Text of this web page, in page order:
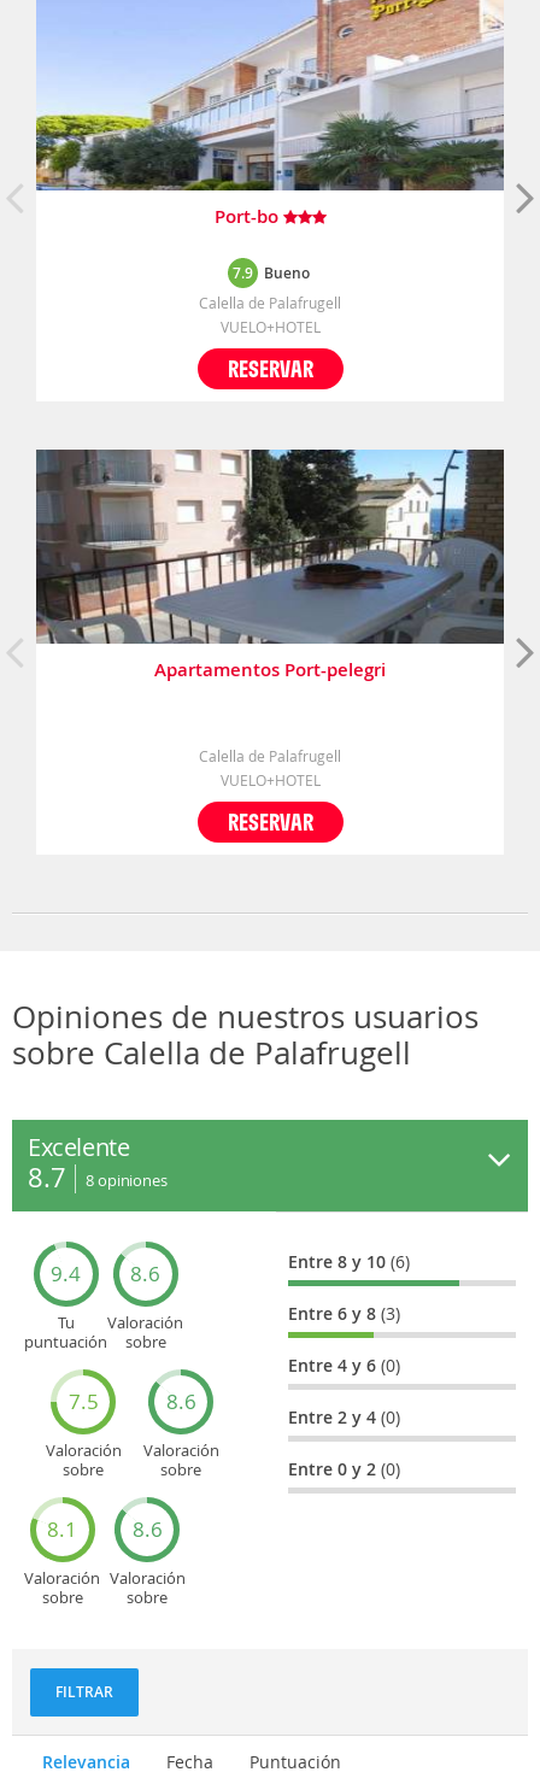
Port-bo
7.9 Bueno
Calella de Palafrugell
VUELO+HOTEL
RESERVAR
Apartamentos Port-pelegri
Calella de Palafrugell
VUELO+HOTEL
RESERVAR
Opiniones de nuestros usuarios
sobre Calella de Palafrugell
Excelente
8.7 8opiniones
9.4
Tu
puntuación
8.6
Valoración
sobre
7.5
Valoración
sobre
8.6
Valoración
sobre
turísticos
8.1
Valoración
sobre
8.6
Valoración
sobre
Entre 8 y 10(6)
Entre 6 y 8(3)
Entre 4 y 6(0)
Entre 2 y 4(0)
Entre 0 y 2(0)
FILTRAR
Relevancia Fecha Puntuación